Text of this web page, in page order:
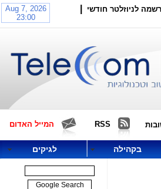
לניוזלטר חודשי
RSS המייל האדום
בקהילה לגיקים